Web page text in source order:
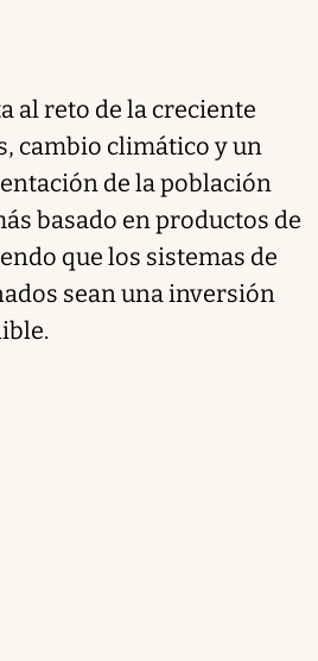
al reto de la creciente
cambio climático y un
de la población
basado en productos de
que los sistemas de
sean una inversión